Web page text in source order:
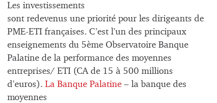
Les investissements
sont redevenus une priorité pour les dirigeants de
PME-ETI françaises. C’est l’un des principaux
enseignements du 5ème Observatoire Banque
Palatine de la performance des moyennes
entreprises/ ETI (CA de 15 à 500 millions
d’euros). La Banque Palatine – la banque des
moyennes